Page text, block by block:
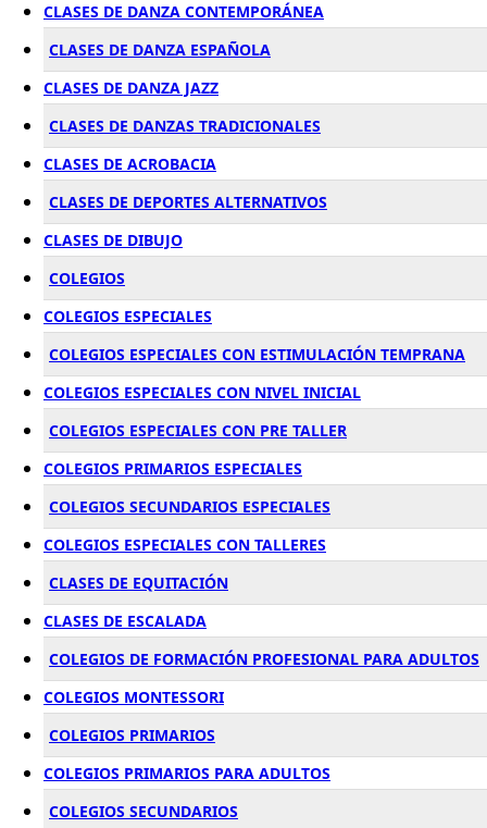
CLASES DE DANZA CONTEMPORÁNEA
CLASES DE DANZA ESPAÑOLA
CLASES DE DANZA JAZZ
CLASES DE DANZAS TRADICIONALES
CLASES DE ACROBACIA
CLASES DE DEPORTES ALTERNATIVOS
CLASES DE DIBUJO
COLEGIOS
COLEGIOS ESPECIALES
COLEGIOS ESPECIALES CON ESTIMULACIÓN TEMPRANA
COLEGIOS ESPECIALES CON NIVEL INICIAL
COLEGIOS ESPECIALES CON PRE TALLER
COLEGIOS PRIMARIOS ESPECIALES
COLEGIOS SECUNDARIOS ESPECIALES
COLEGIOS ESPECIALES CON TALLERES
CLASES DE EQUITACIÓN
CLASES DE ESCALADA
COLEGIOS DE FORMACIÓN PROFESIONAL PARA ADULTOS
COLEGIOS MONTESSORI
COLEGIOS PRIMARIOS
COLEGIOS PRIMARIOS PARA ADULTOS
COLEGIOS SECUNDARIOS